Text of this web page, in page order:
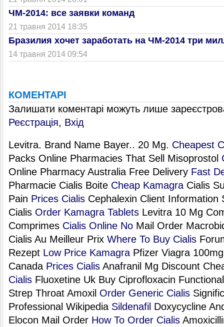
ЧМ-2014: все заявки команд
21 травня 2014 18:35
Бразилия хочет заработать на ЧМ-2014 три
14 травня 2014 09:54
КОМЕНТАРІ
Залишати коментарі можуть лише
Реєстрація, Вхід
Levitra. Brand Name Bayer.. 20 Mg. Cheapest
Packs Online Pharmacies That Sell Misoprostol
Online Pharmacy Australia Free Delivery Fast
Pharmacie Cialis Boite Cheap Kamagra Cialis
Pain Prices Cialis Cephalexin Client
Cialis Order Kamagra Tablets Levitra 10 Mg
Comprimes Cialis Online No Mail Order
Cialis Au Meilleur Prix Where To Buy Cialis
Rezept Low Price Kamagra Pfizer Viagra
Canada Prices Cialis Anafranil Mg Discount
Cialis Fluoxetine Uk Buy Ciprofloxacin
Strep Throat Amoxil Order Generic Cialis
Professional Wikipedia Sildenafil Doxycycline
Elocon Mail Order How To Order Cialis